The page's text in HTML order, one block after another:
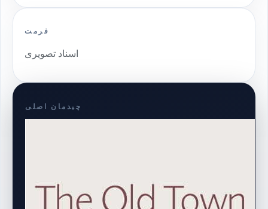
فرمت
اسناد تصویری
چیدمان اصلی